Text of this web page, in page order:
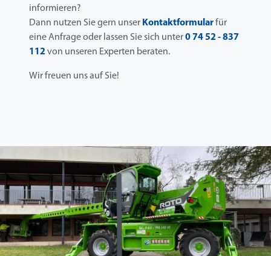
informieren?
Dann nutzen Sie gern unser Kontaktformularfür
eine Anfrage oder lassen Sie sich unter0 74 52 - 837
112 von unseren Experten beraten.
Wir freuen uns auf Sie!